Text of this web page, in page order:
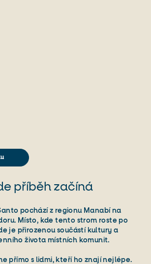
příběh začíná
pochází z regionu Manabí na
Místo, kde tento strom roste po
je přirozenou součástí kultury a
života místních komunit.
přímo s lidmi, kteří ho znají nejlépe.